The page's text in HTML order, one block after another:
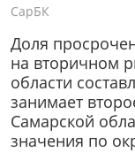
СарБК
Доля
на вторичном
области
занимает
Самарской
значения по